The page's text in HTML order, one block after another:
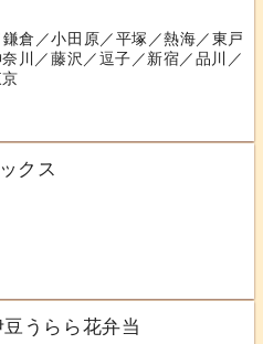
鎌倉／小田原／平塚／熱海／東戸
川／藤沢／逗子／新宿／品川／
クス
豆うらら花弁当